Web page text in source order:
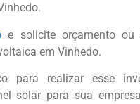
e solicite orçamento ou
em Vinhedo.
para realizar esse
solar para sua